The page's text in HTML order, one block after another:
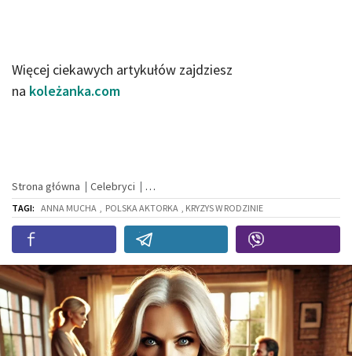
Więcej ciekawych artykułów zajdziesz
na koleżanka.com
Strona główna Celebryci
TAGI: ANNA MUCHA , POLSKA AKTORKA , KRYZYS W RODZINIE